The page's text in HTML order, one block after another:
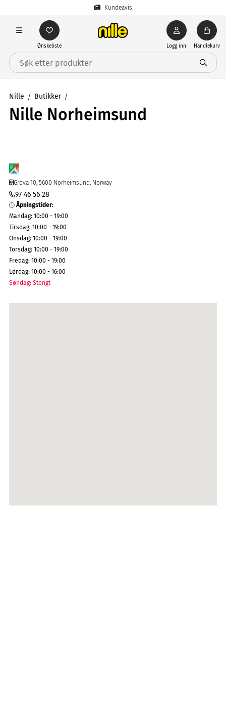
Kundeavis
Ønskeliste Logg inn Handlekurv
Nille Butikker
Nille Norheimsund
Grova 10, 5600 Norheimsund, Norway
97 46 56 28
Åpningstider:
Mandag: 10:00 - 19:00
Tirsdag: 10:00 - 19:00
Onsdag: 10:00 - 19:00
Torsdag: 10:00 - 19:00
Fredag: 10:00 - 19:00
Lørdag: 10:00 - 16:00
Søndag: Stengt